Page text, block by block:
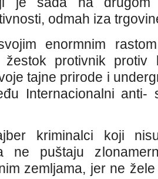
odmah iza
enormnim
žestok protivnik
tajne prirode i
Internacionalni anti-
kriminalci koji
ne puštaju
zemljama, jer ne